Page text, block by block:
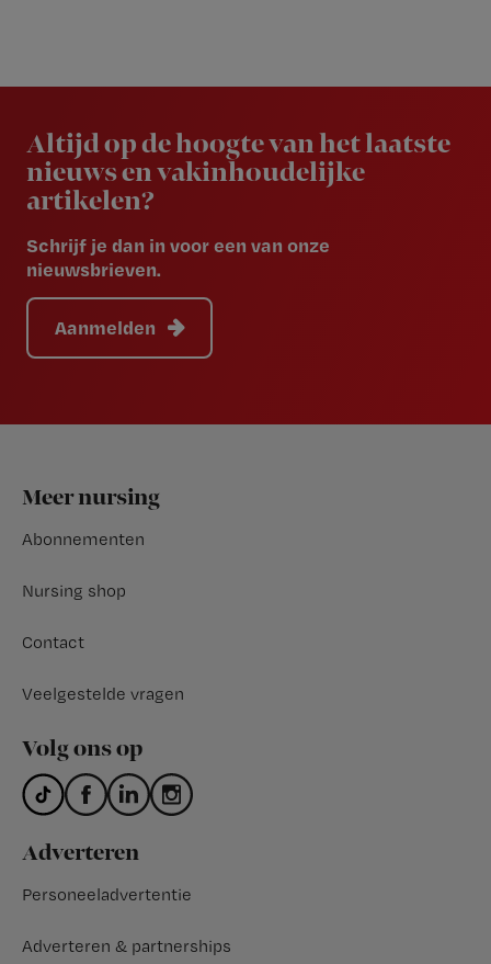
Altijd op de hoogte van het laatste
nieuws en vakinhoudelijke
artikelen?
Schrijf je dan in voor een van onze
nieuwsbrieven.
Aanmelden
Footer
Meer nursing
Abonnementen
Nursing shop
Contact
Veelgestelde vragen
Volg ons op
Adverteren
Personeeladvertentie
Adverteren & partnerships